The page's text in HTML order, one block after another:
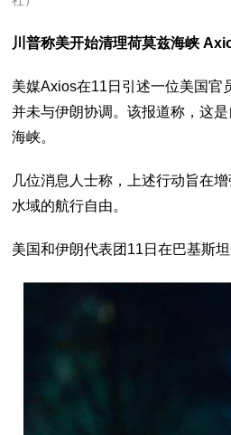
川普称美开始清理荷莫兹海峡
美媒Axios在11日引述一位美国官
并未与伊朗协调。该报道称，这
海峡。
几位消息人士称，上述行动旨在
水域的航行自由。
美国和伊朗代表团11日在巴基斯